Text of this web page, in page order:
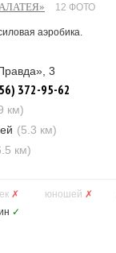
12 ФОТО
аэробика.
3
372-95-62
км)
(5.3 км)
км)
✗ юношей ✗
✓